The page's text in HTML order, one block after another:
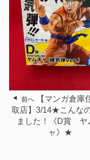
前へ
【マンガ倉庫
取店】3/14★こんな
ました！《D賞 ヤ
ャ》★